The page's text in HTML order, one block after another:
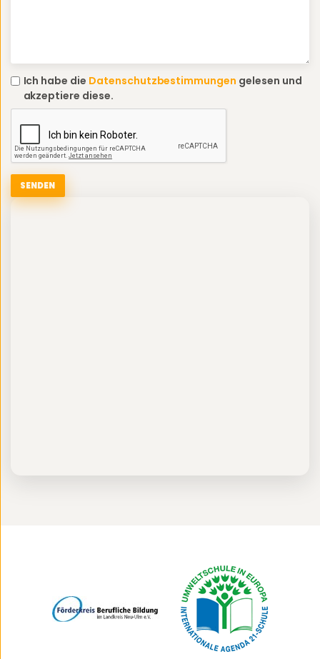
Ich habe die Datenschutzbestimmungen gelesen und
akzeptiere diese.